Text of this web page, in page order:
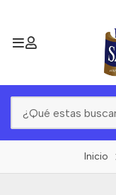
Inicio